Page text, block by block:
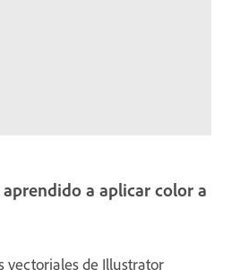
aprendido a aplicar color a
vectoriales de Illustrator